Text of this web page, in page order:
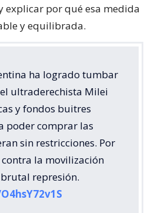
explicar por qué esa medida
y equilibrada.
ha logrado tumbar
ultraderechista Milei
y fondos buitres
poder comprar las
sin restricciones. Por
contra la movilización
represión.